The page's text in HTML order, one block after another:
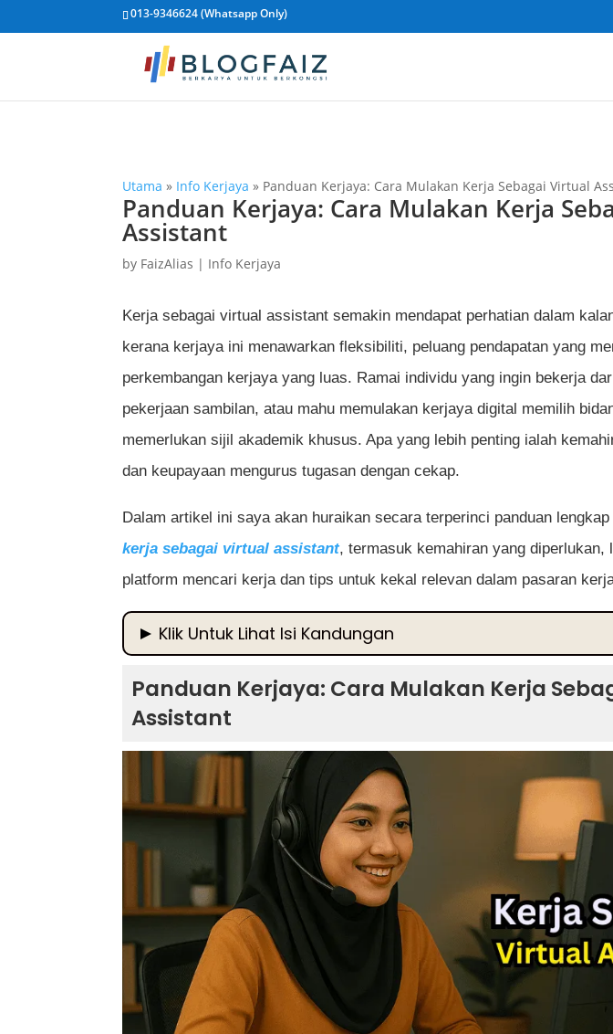
013-9346624 (Whatsapp Only)
Utama » Info Kerjaya » Panduan Kerjaya: Cara Mulakan Kerja Sebagai Virtual
Panduan Kerjaya: Cara Mulakan Kerja
Assistant
by FaizAlias | Info Kerjaya
Kerja sebagai virtual assistant semakin mendapat perhatian dalam
kerana kerjaya ini menawarkan fleksibiliti, peluang pendapatan yang
perkembangan kerjaya yang luas. Ramai individu yang ingin bekerja
pekerjaan sambilan, atau mahu memulakan kerjaya digital memilih
memerlukan sijil akademik khusus. Apa yang lebih penting ialah
dan keupayaan mengurus tugasan dengan cekap.
Dalam artikel ini saya akan huraikan secara terperinci panduan
kerja sebagai virtual assistant, termasuk kemahiran yang diperlukan,
platform mencari kerja dan tips untuk kekal relevan dalam pasaran
Klik Untuk Lihat Isi Kandungan
Apa Itu Kerjaya Virtual Assistant
Kemahiran Penting untuk Kerja Sebagai Virtual Assistant
Langkah Persediaan Sebelum Menjadi Virtual Assistant
Platform Untuk Mencari Peluang Kerja
Strategi Menetapkan Kadar Bayaran
Cara Menarik Perhatian Klien
Jadual Kelebihan dan Kekurangan Kerja Sebagai Virtual Assistant
Langkah Mengembangkan Kerjaya
Panduan Kerjaya: Cara Mulakan Kerja
Assistant